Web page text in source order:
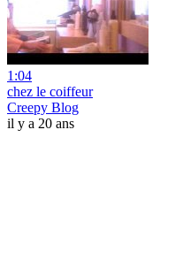
1:04
chez le coiffeur
Creepy Blog
il y a 20 ans